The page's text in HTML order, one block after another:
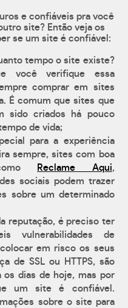
e confiáveis pra você
site? Então veja os
se um site é confiável:
tempo o site existe?
você verifique essa
comprar em sites
É comum que sites que
sido criados há pouco
de vida;
para a experiência
sempre, sites com boa
Reclame Aqui,
sociais podem trazer
sobre um determinado
reputação, é preciso ter
vulnerabilidades de
em risco os seus
de SSL ou HTTPS, são
os dias de hoje, mas por
um site é confiável.
sobre o site para